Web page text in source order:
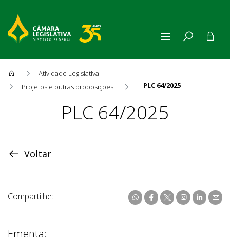
Atividade Legislativa
Projetos e outras proposições
PLC 64/2025
ProposiçãoPLC 64/2025
Voltar
Compartilhe:
Ementa: